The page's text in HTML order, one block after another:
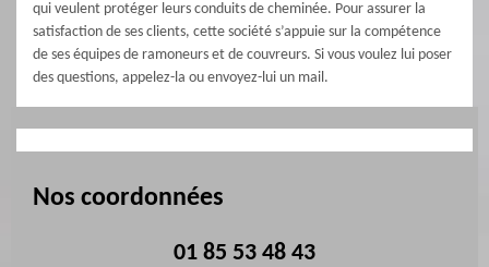
qui veulent protéger leurs conduits de cheminée. Pour assurer la
satisfaction de ses clients, cette société s’appuie sur la compétence
de ses équipes de ramoneurs et de couvreurs. Si vous voulez lui poser
des questions, appelez-la ou envoyez-lui un mail.
Nos coordonnées
01 85 53 48 43